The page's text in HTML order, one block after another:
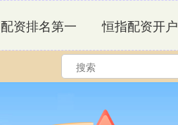
配资排名第一 恒指配资开户